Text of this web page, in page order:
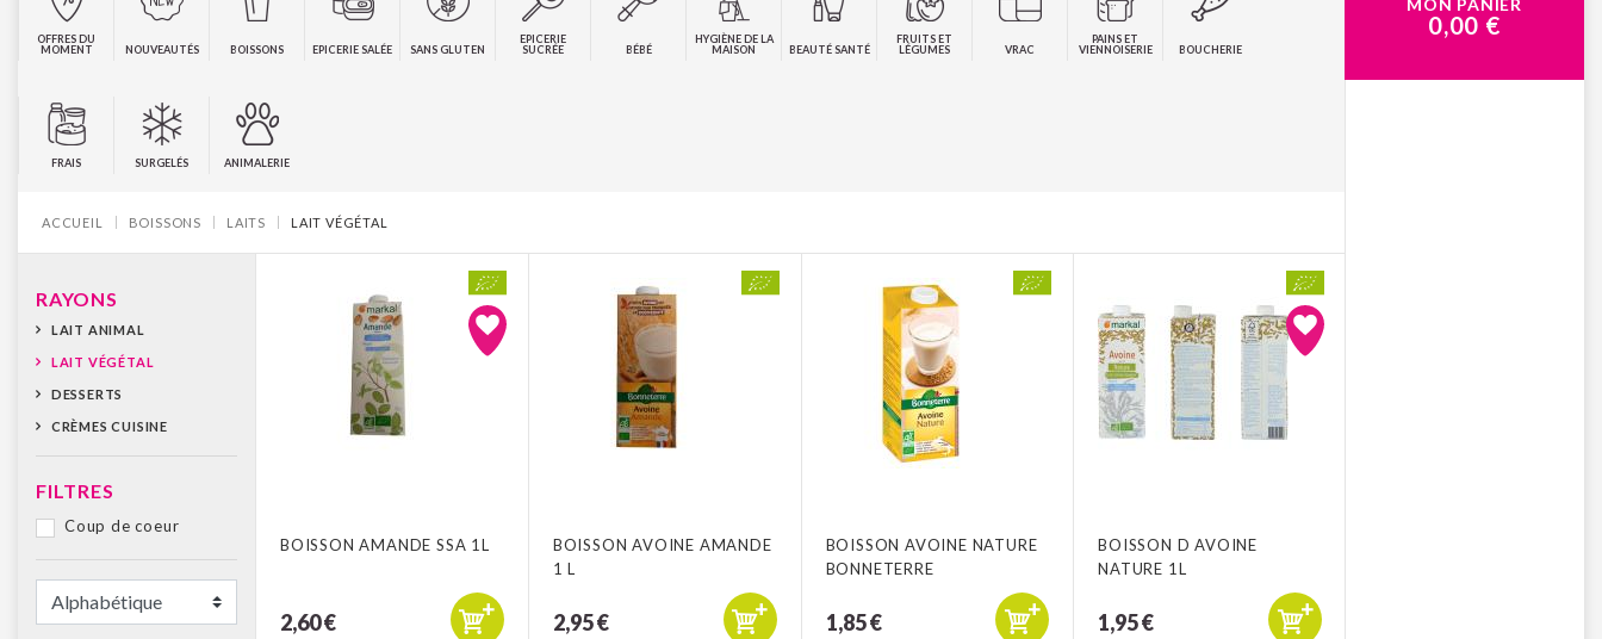
OFFRES DU
MOMENT
NOUVEAUTÉS BOISSONS EPICERIE SALÉE SANS GLUTEN
EPICERIE
SUCRÉE
BÉBÉ
HYGIÈNE DE LA
MAISON
BEAUTÉ SANTÉ
FRUITS ET
LÉGUMES
VRAC
PAINS ET
VIENNOISERIE
BOUCHERIE
FRAIS SURGELÉS ANIMALERIE
ACCUEIL BOISSONS LAITS LAIT VÉGÉTAL
RAYONS
LAIT ANIMAL
LAIT VÉGÉTAL
DESSERTS
CRÈMES CUISINE
FILTRES
Coup de coeur
BOISSON AMANDE SSA 1L
2,60 €
BOISSON AVOINE AMANDE
1 L
2,95 €
BOISSON AVOINE NATURE
BONNETERRE
1,85 €
BOISSON D AVOINE
NATURE 1L
1,95 €
MON PANIER
0,00 €